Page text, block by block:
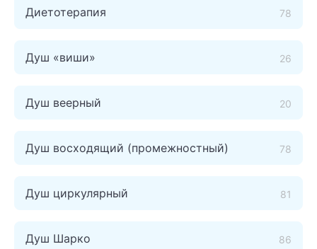
Диетотерапия 78
Душ «виши» 26
Душ веерный 20
Душ восходящий (промежностный) 78
Душ циркулярный 81
Душ Шарко 86